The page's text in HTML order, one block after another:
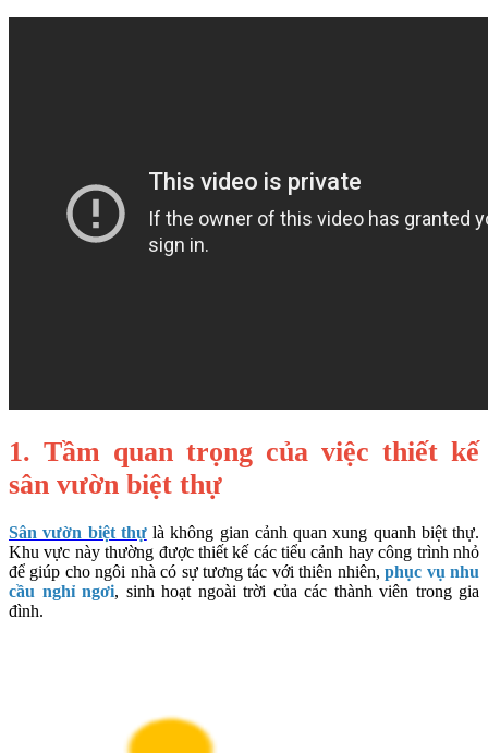
1. Tầm quan trọng của việc thiết kế
sân vườn biệt thự
Sân vườn biệt thự là không gian cảnh quan xung quanh biệt thự.
Khu vực này thường được thiết kế các tiểu cảnh hay công trình nhỏ
để giúp cho ngôi nhà có sự tương tác với thiên nhiên,phục vụ nhu
cầu nghỉ ngơi, sinh hoạt ngoài trời của các thành viên trong gia
đình.